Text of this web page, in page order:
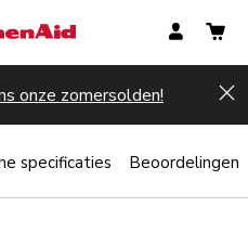
onze zomersolden!
specificaties Beoordelingen